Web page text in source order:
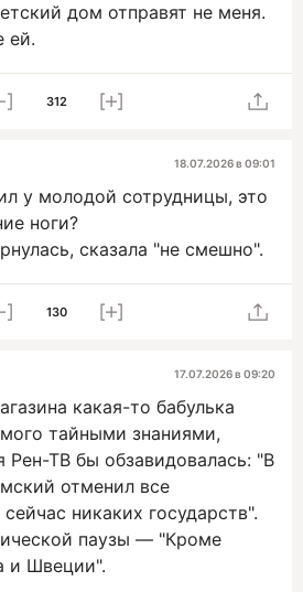
дом отправят не меня.
ей.
312
18.07.2026 в 09:01
у молодой сотрудницы, это
ноги?
сказала "не смешно".
130
17.07.2026 в 09:20
какая-то бабулька
тайными знаниями,
Рен-ТВ бы обзавидовалась: "В
отменил все
никаких государств".
паузы — "Кроме
и Швеции".